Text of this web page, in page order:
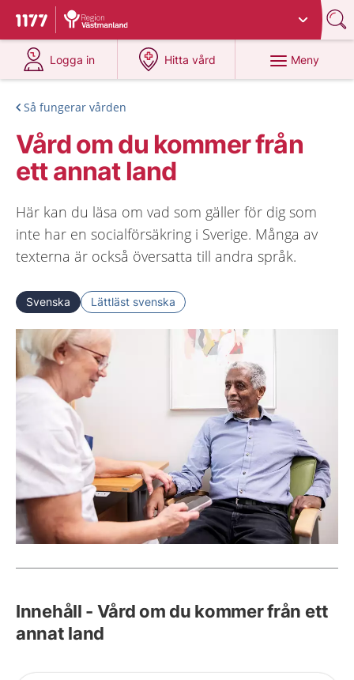
Till startsidan för 1177
Du har valt region
Logga in
på 1177.se
Hitta vård
på 1177.se
Meny
Så fungerar vården
Vård om du kommer från
ett annat land
Här kan du läsa om vad som gäller för dig som
inte har en socialförsäkring i Sverige. Många av
texterna är också översatta till andra språk.
Svenska Lättläst svenska
Innehåll - Vård om du kommer från ett
annat land